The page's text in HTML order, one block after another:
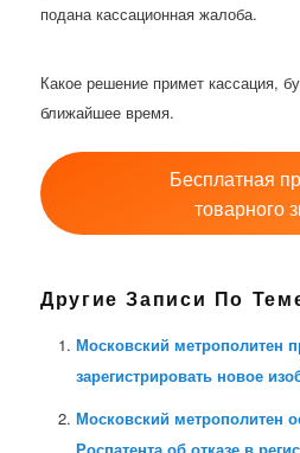
подана кассационная жалоба.
Какое решение примет кассация,
ближайшее время.
Бесплатная
товарного
Другие Записи По
Московский метрополитен
зарегистрировать новое
Московский метрополитен